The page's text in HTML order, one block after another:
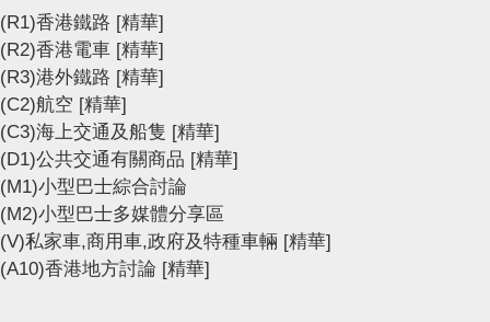
(R1)香港鐵路 [精華]
(R2)香港電車 [精華]
(R3)港外鐵路 [精華]
(C2)航空 [精華]
(C3)海上交通及船隻 [精華]
(D1)公共交通有關商品 [精華]
(M1)小型巴士綜合討論
(M2)小型巴士多媒體分享區
(V)私家車,商用車,政府及特種車輛 [精華]
(A10)香港地方討論 [精華]